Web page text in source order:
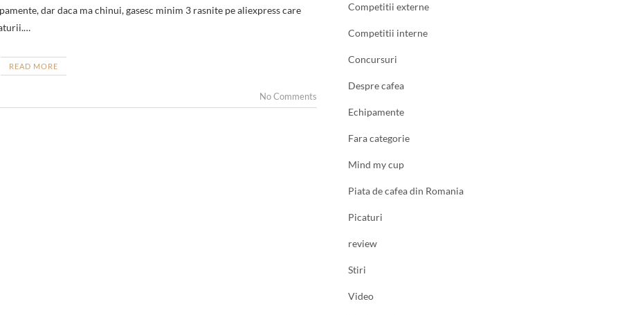
dar daca ma chinui, gasesc minim 3 rasnite pe aliexpress care
READ MORE
No Comments
Competitii externe
Competitii interne
Concursuri
Despre cafea
Echipamente
Fara categorie
Mind my cup
Piata de cafea din Romania
Picaturi
review
Stiri
Video